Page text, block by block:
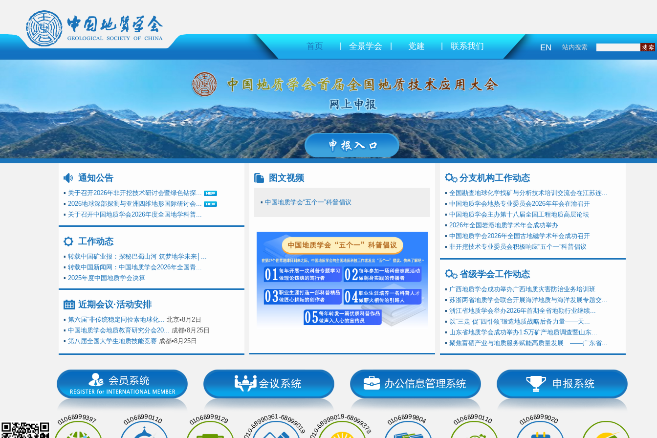
首页 | 全景学会 | 党建 | 联系我们 EN 站内搜索
通知公告
▪ 关于召开2026年非开挖技术研讨会暨绿色钻探...
▪ 2026地球深部探测与亚洲四维地形国际研讨会...
▪ 关于召开中国地质学会2026年度全国地学科普...
工作动态
▪ 转载中国矿业报：探秘巴蜀山河 筑梦地学未来│...
▪ 转载中国新闻网：中国地质学会2026年全国青...
▪ 2025年度中国地质学会决算
近期会议·活动安排
▪ 第六届“非传统稳定同位素地球化... 北京▪8月2日
▪ 中国地质学会地质教育研究分会20... 成都▪8月25日
▪ 第八届全国大学生地质技能竞赛 成都▪8月25日
图文视频
▪ 中国地质学会“五个一”科普倡议
分支机构工作动态
▪ 全国勘查地球化学找矿与分析技术培训交流会在江苏连...
▪ 中国地质学会地热专业委员会2026年年会在渝召开
▪ 中国地质学会主办第十八届全国工程地质高层论坛
▪ 2026年全国岩溶地质学术年会成功举办
▪ 中国地质学会2026年全国古地磁学术年会成功召开
▪ 非开挖技术专业委员会积极响应“五个一”科普倡议
省级学会工作动态
▪ 广西地质学会成功举办广西地质灾害防治业务培训班
▪ 苏浙两省地质学会联合开展海洋地质与海洋发展专题交...
▪ 浙江省地质学会举办2026年首期全省地勘行业继续...
▪ 以“三走”促“四引领”锻造地质战略后备力量——天...
▪ 山东省地质学会成功举办1∶5万矿产地质调查暨山东...
▪ 聚焦富硒产业与地质服务赋能高质量发展 ——广东省...
01068999397 01068990110 01068999129 010-68990361-68999019 010-68999019-68999378 01068999804 01068990110 01068999020